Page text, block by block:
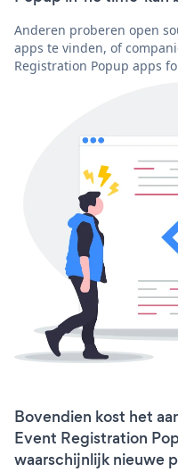
Anderen proberen open
apps te vinden, of
Registration Popup apps
Bovendien kost het
Event Registration
waarschijnlijk nieuwe